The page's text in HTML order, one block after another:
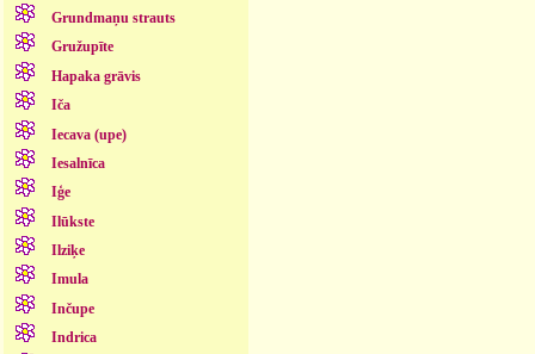
Grundmaņu strauts
Gružupīte
Hapaka grāvis
Iča
Iecava (upe)
Iesalnīca
Iģe
Ilūkste
Ilziķe
Imula
Inčupe
Indrica